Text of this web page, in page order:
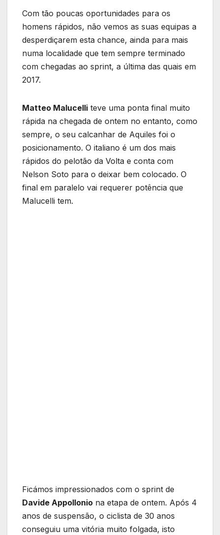
Com tão poucas oportunidades para os
homens rápidos, não vemos as suas equipas a
desperdiçarem esta chance, ainda para mais
numa localidade que tem sempre terminado
com chegadas ao sprint, a última das quais em
2017.
Matteo Malucelli teve uma ponta final muito
rápida na chegada de ontem no entanto, como
sempre, o seu calcanhar de Aquiles foi o
posicionamento. O italiano é um dos mais
rápidos do pelotão da Volta e conta com
Nelson Soto para o deixar bem colocado. O
final em paralelo vai requerer potência que
Malucelli tem.
Ficámos impressionados com o sprint de
Davide Appollonio na etapa de ontem. Após 4
anos de suspensão, o ciclista de 30 anos
conseguiu uma vitória muito folgada, isto